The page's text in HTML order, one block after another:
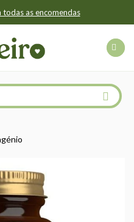
as encomendas